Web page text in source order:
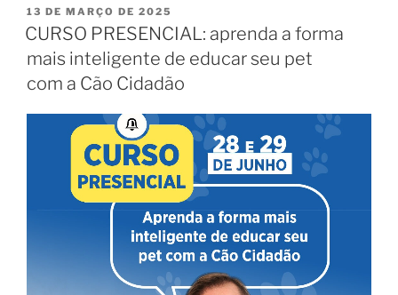
13 DE MARÇO DE 2025
CURSO PRESENCIAL: aprenda a forma
mais inteligente de educar seu pet
com a Cão Cidadão